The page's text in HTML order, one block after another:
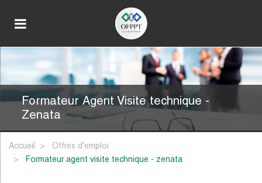
Formateur Agent Visite technique -
Zenata
Accueil
Offres d'emploi
formateur agent visite technique - zenata